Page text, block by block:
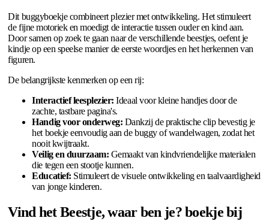
Dit buggyboekje combineert plezier met ontwikkeling. Het stimuleert
de fijne motoriek en moedigt de interactie tussen ouder en kind aan.
Door samen op zoek te gaan naar de verschillende beestjes, oefent je
kindje op een speelse manier de eerste woordjes en het herkennen van
figuren.
De belangrijkste kenmerken op een rij:
Interactief leesplezier: Ideaal voor kleine handjes door de
zachte, tastbare pagina's.
Handig voor onderweg: Dankzij de praktische clip bevestig je
het boekje eenvoudig aan de buggy of wandelwagen, zodat het
nooit kwijtraakt.
Veilig en duurzaam: Gemaakt van kindvriendelijke materialen
die tegen een stootje kunnen.
Educatief: Stimuleert de visuele ontwikkeling en taalvaardigheid
van jonge kinderen.
Vind het Beestje, waar ben je? boekje bij